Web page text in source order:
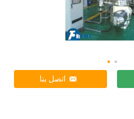
اتصل بنا